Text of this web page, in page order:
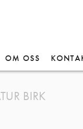
OM OSS
BIRK